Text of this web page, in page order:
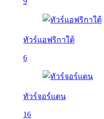
ทัวร์แอฟริกาใต้
6
ทัวร์จอร์แดน
16